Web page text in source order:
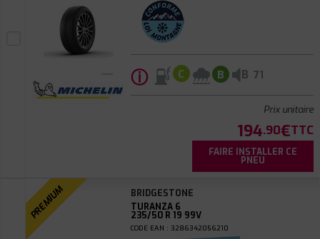
ⓘ C B B 71
Prix unitaire
194.90€TTC
FAIRE INSTALLER CE
PNEU
PREMIUM
BRIDGESTONE
TURANZA 6
235/50 R 19 99V
CODE EAN : 3286342056210